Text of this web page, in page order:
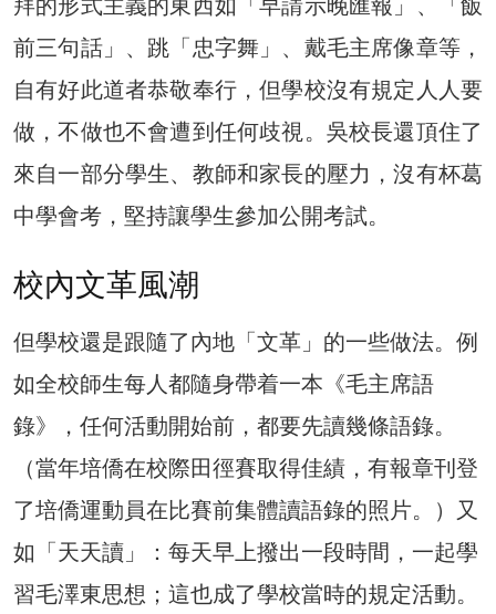
前三句話」、跳「忠字舞」、戴毛主席像章等，
自有好此道者恭敬奉行，但學校沒有規定人人要
做，不做也不會遭到任何歧視。吳校長還頂住了
來自一部分學生、教師和家長的壓力，沒有杯葛
中學會考，堅持讓學生參加公開考試。
校內文革風潮
但學校還是跟隨了內地「文革」的一些做法。例
如全校師生每人都隨身帶着一本《毛主席語
錄》，任何活動開始前，都要先讀幾條語錄。
（當年培僑在校際田徑賽取得佳績，有報章刊登
了培僑運動員在比賽前集體讀語錄的照片。）又
如「天天讀」：每天早上撥出一段時間，一起學
習毛澤東思想；這也成了學校當時的規定活動。